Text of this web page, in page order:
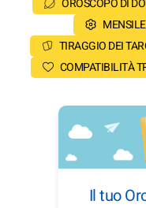
MENSILE
TIRAGGIO DEI
COMPATIBILITÀ
Il tuo